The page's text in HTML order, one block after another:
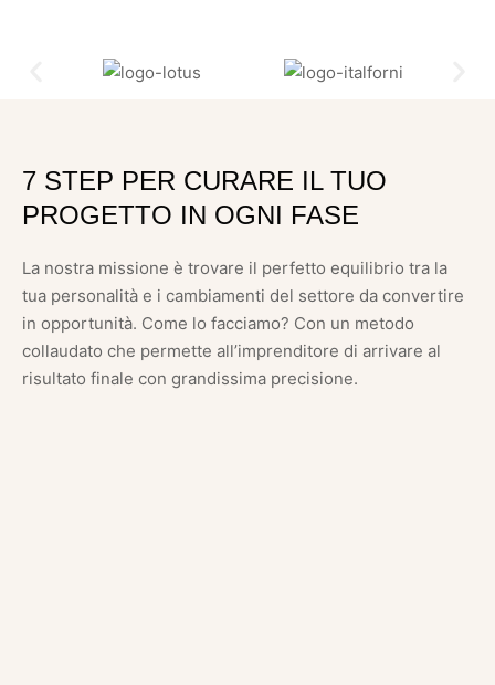
7 STEP PER CURARE IL TUO
PROGETTO IN OGNI FASE
La nostra missione è trovare il perfetto equilibrio tra la
tua personalità e i cambiamenti del settore da convertire
in opportunità. Come lo facciamo? Con un metodo
collaudato che permette all’imprenditore di arrivare al
risultato finale con grandissima precisione.